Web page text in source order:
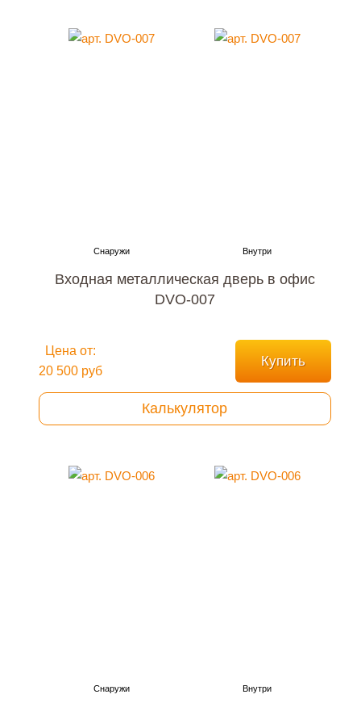
Входная металлическая дверь в офис
DVO-007
Цена от:
20 500 руб
Купить
Калькулятор